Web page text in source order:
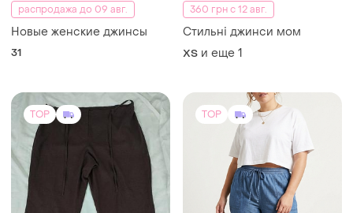
распродажа до 09 авг.
Новые женские джинсы
31
360 грн с 12 авг.
Стильні джинси мом
XS и еще 1
TOP TOP